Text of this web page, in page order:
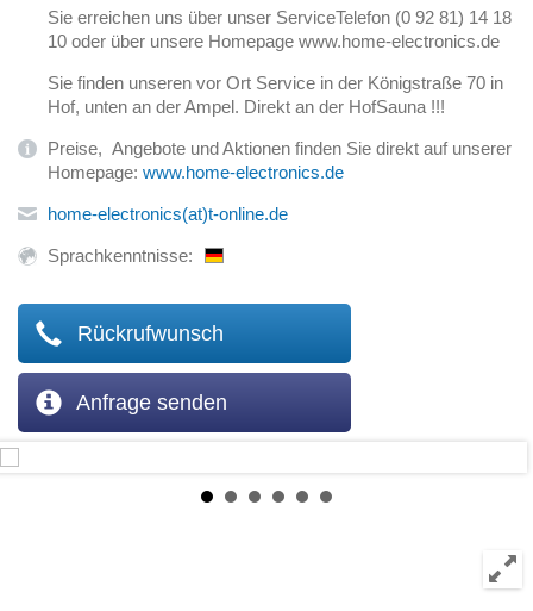
Sie erreichen uns über unser ServiceTelefon (0 92 81) 14 18
10 oder über unsere Homepage www.home-electronics.de
Sie finden unseren vor Ort Service in der Königstraße 70 in
Hof, unten an der Ampel. Direkt an der HofSauna !!!
Preise, Angebote und Aktionen finden Sie direkt auf unserer
Homepage: www.home-electronics.de
home-electronics(at)t-online.de
Sprachkenntnisse:
Rückrufwunsch
Anfrage senden